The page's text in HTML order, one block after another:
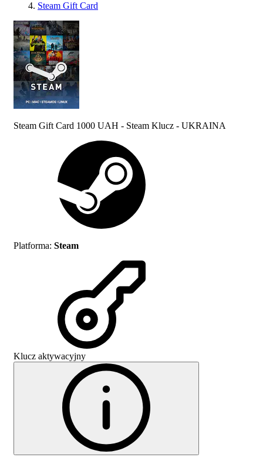
Steam Gift Card
Steam Gift Card 1000 UAH - Steam Klucz - UKRAINA
Platforma: Steam
Klucz aktywacyjny